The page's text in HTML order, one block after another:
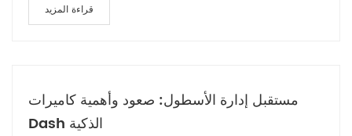
قراءة المزيد
مستقبل إدارة الأسطول: صعود وأهمية كاميرات
Dash الذكية